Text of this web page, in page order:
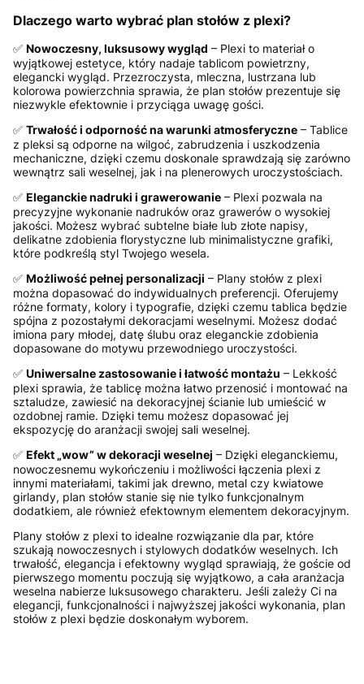
Dlaczego warto wybrać plan stołów z plexi?
✅ Nowoczesny, luksusowy wygląd – Plexi to materiał o
wyjątkowej estetyce, który nadaje tablicom powietrzny,
elegancki wygląd. Przezroczysta, mleczna, lustrzana lub
kolorowa powierzchnia sprawia, że plan stołów prezentuje się
niezwykle efektownie i przyciąga uwagę gości.
✅ Trwałość i odporność na warunki atmosferyczne – Tablice
z pleksi są odporne na wilgoć, zabrudzenia i uszkodzenia
mechaniczne, dzięki czemu doskonale sprawdzają się zarówno
wewnątrz sali weselnej, jak i na plenerowych uroczystościach.
✅ Eleganckie nadruki i grawerowanie – Plexi pozwala na
precyzyjne wykonanie nadruków oraz grawerów o wysokiej
jakości. Możesz wybrać subtelne białe lub złote napisy,
delikatne zdobienia florystyczne lub minimalistyczne grafiki,
które podkreślą styl Twojego wesela.
✅ Możliwość pełnej personalizacji – Plany stołów z plexi
można dopasować do indywidualnych preferencji. Oferujemy
różne formaty, kolory i typografie, dzięki czemu tablica będzie
spójna z pozostałymi dekoracjami weselnymi. Możesz dodać
imiona pary młodej, datę ślubu oraz eleganckie zdobienia
dopasowane do motywu przewodniego uroczystości.
✅ Uniwersalne zastosowanie i łatwość montażu – Lekkość
plexi sprawia, że tablicę można łatwo przenosić i montować na
sztaludze, zawiesić na dekoracyjnej ścianie lub umieścić w
ozdobnej ramie. Dzięki temu możesz dopasować jej
ekspozycję do aranżacji swojej sali weselnej.
✅ Efekt „wow” w dekoracji weselnej – Dzięki eleganckiemu,
nowoczesnemu wykończeniu i możliwości łączenia plexi z
innymi materiałami, takimi jak drewno, metal czy kwiatowe
girlandy, plan stołów stanie się nie tylko funkcjonalnym
dodatkiem, ale również efektownym elementem dekoracyjnym.
Plany stołów z plexi to idealne rozwiązanie dla par, które
szukają nowoczesnych i stylowych dodatków weselnych. Ich
trwałość, elegancja i efektowny wygląd sprawiają, że goście od
pierwszego momentu poczują się wyjątkowo, a cała aranżacja
weselna nabierze luksusowego charakteru. Jeśli zależy Ci na
elegancji, funkcjonalności i najwyższej jakości wykonania, plan
stołów z plexi będzie doskonałym wyborem.